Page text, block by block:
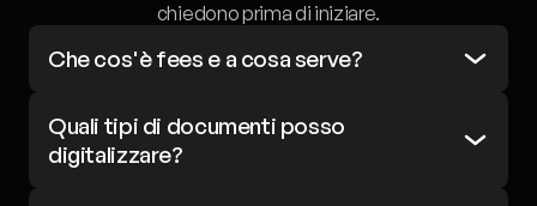
chiedono prima di iniziare.
Che cos'è fees e a cosa serve?
Quali tipi di documenti posso
digitalizzare?